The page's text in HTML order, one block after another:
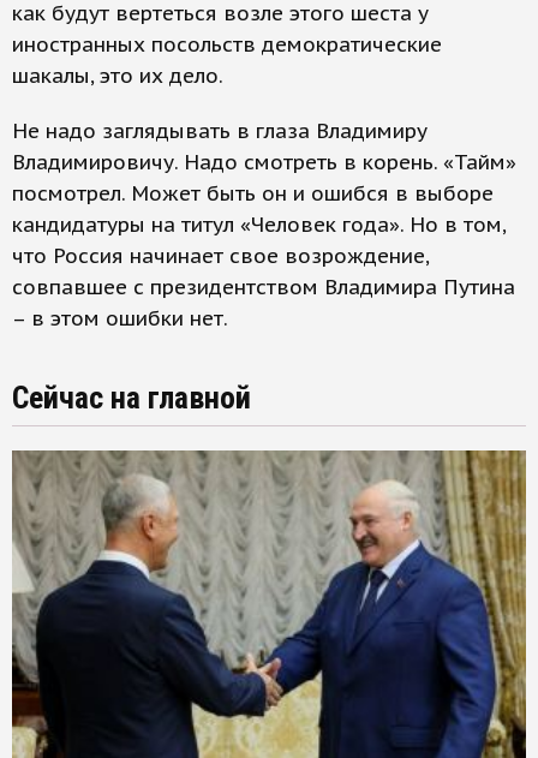
как будут вертеться возле этого шеста у
иностранных посольств демократические
шакалы, это их дело.
Не надо заглядывать в глаза Владимиру
Владимировичу. Надо смотреть в корень. «Тайм»
посмотрел. Может быть он и ошибся в выборе
кандидатуры на титул «Человек года». Но в том,
что Россия начинает свое возрождение,
совпавшее с президентством Владимира Путина
– в этом ошибки нет.
Сейчас на главной